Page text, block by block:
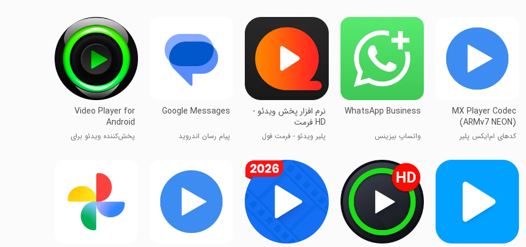
MX Player Codec
(ARMv7 NEON)
کدهای ام‌ایکس پلیر
WhatsApp Business
واتساپ بیزینس
نرم افزار پخش ویدئو -
HD فرمت
پلیر ویدئو - فرمت فول
Google Messages
پیام رسان اندروید
Video Player for
Android
پخش‌کننده ویدئو برای